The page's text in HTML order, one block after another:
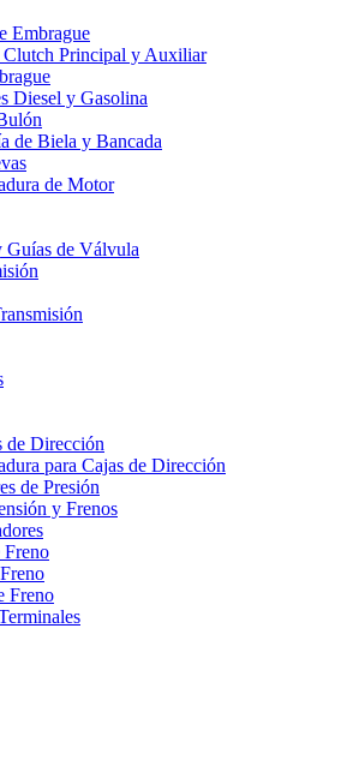
Embrague
Clutch Principal y Auxiliar
Diesel y Gasolina
de Biela y Bancada
de Motor
Guías de Válvula
de Dirección
para Cajas de Dirección
de Presión
y Frenos
Freno
Freno